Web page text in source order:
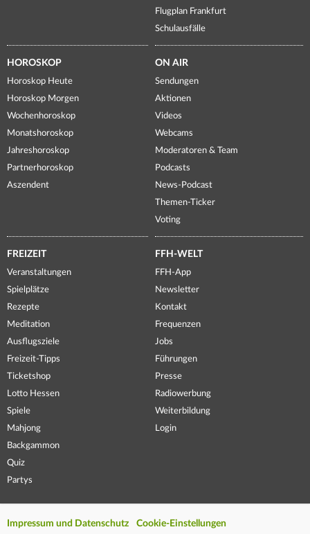
Flugplan Frankfurt
Schulausfälle
HOROSKOP
Horoskop Heute
Horoskop Morgen
Wochenhoroskop
Monatshoroskop
Jahreshoroskop
Partnerhoroskop
Aszendent
ON AIR
Sendungen
Aktionen
Videos
Webcams
Moderatoren & Team
Podcasts
News-Podcast
Themen-Ticker
Voting
FREIZEIT
Veranstaltungen
Spielplätze
Rezepte
Meditation
Ausflugsziele
Freizeit-Tipps
Ticketshop
Lotto Hessen
Spiele
Mahjong
Backgammon
Quiz
Partys
FFH-WELT
FFH-App
Newsletter
Kontakt
Frequenzen
Jobs
Führungen
Presse
Radiowerbung
Weiterbildung
Login
Impressum und Datenschutz Cookie-Einstellungen